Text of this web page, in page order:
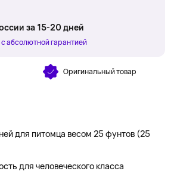
за 15-20 дней
абсолютной гарантией
Оригинальный товар
для питомца весом 25 фунтов (25
для человеческого класса